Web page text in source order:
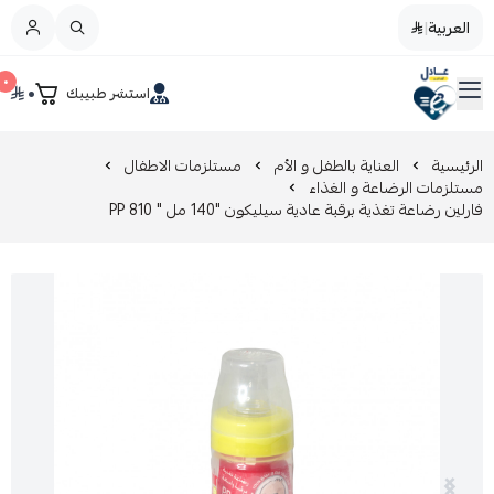
العربية|
صيدليات عادل استشر طبيبك ٠ ٠ القائمة الرئيسية
تخفيضات
المدونة
مزيل طلاء الأظافر
عرض الكل
العناية اليومية
الرئيسية العناية بالطفل و الأم مستلزمات الاطفال
مستلزمات الرضاعة و الغذاء
فارلين رضاعة تغذية برقبة عادية سيليكون "140 مل " PP 810